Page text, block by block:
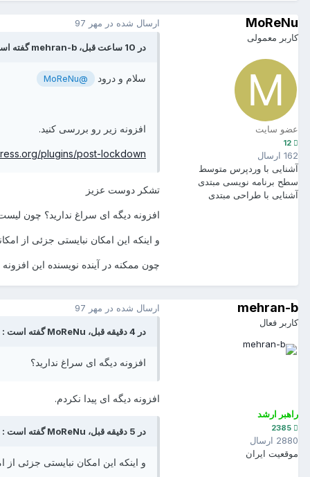
MoReNu
کاربر معمولی
عضو سایت
162 ارسال
آشنایی با وردپرس متوسط
سطح برنامه نویسی مبتدی
آشنایی با طراحی مبتدی
ارسال شده در مهر 97
در 10 ساعت قبل، mehran-b گفته است :
سلام و درود @MoReNu
افزونه زیر رو بررسی کنید.
plugins/post-lockdown/
تشکر دوست عزیز
افزونه دیگه ای سراغ ندارید؟ چون
و اینکه این امکان نبایستی جزئی از
چون ممکنه در آینده نویسنده این
mehran-b
کاربر فعال
راهبر ارشد
2880 ارسال
موقعیت ایران
ارسال شده در مهر 97
در 4 دقیقه قبل، MoReNu گفته است :
افزونه دیگه ای سراغ ندارید؟
افزونه دیگه ای پیدا نکردم.
در 5 دقیقه قبل، MoReNu گفته است :
و اینکه این امکان نبایستی جزئی